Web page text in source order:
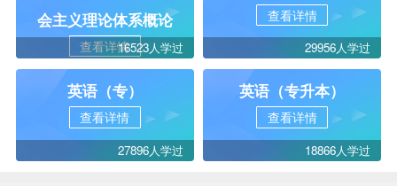
会主义理论体系概论
查看详情16523人学过
查看详情
29956人学过
英语（专）
查看详情
27896人学过
英语（专升本）
查看详情
18866人学过